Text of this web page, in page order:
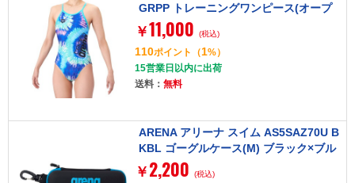
GRPP トレーニングワンピース(オープ
ンバック) グリーン×パープル Mサイズ
TOUGHSUIT (タフスーツ) [練習用水着]
￥11,000 (税込)
110ポイント （1%）
15営業日以内に出荷
送料： 無料
ARENA アリーナ スイム AS5SAZ70U B
KBL ゴーグルケース(M) ブラック×ブル
ー Fサイズ
￥ 2,200 (税込)